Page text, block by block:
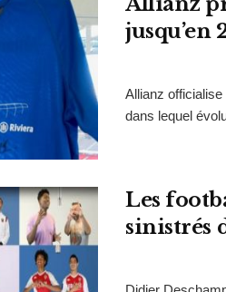
jusqu’en
Allianz
dans lequel
Les
sinistrés